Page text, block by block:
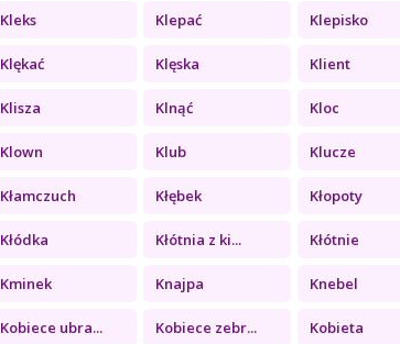
Kleks Klepać Klepisko
Klękać Klęska Klient
Klisza Klnąć Kloc
Klown Klub Klucze
Kłamczuch Kłębek Kłopoty
Kłódka Kłótnia z ki... Kłótnie
Kminek Knajpa Knebel
Kobiece ubra... Kobiece zebr... Kobieta